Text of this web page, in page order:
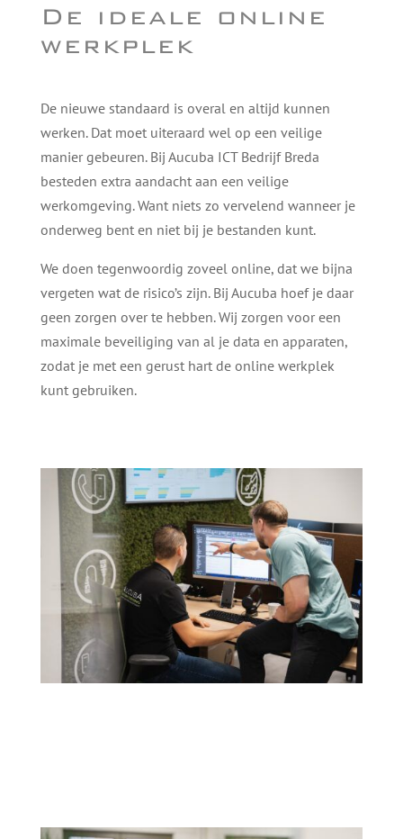
De ideale online
werkplek
De nieuwe standaard is overal en altijd kunnen
werken. Dat moet uiteraard wel op een veilige
manier gebeuren. Bij Aucuba ICT Bedrijf Breda
besteden extra aandacht aan een veilige
werkomgeving. Want niets zo vervelend wanneer je
onderweg bent en niet bij je bestanden kunt.
We doen tegenwoordig zoveel online, dat we bijna
vergeten wat de risico’s zijn. Bij Aucuba hoef je daar
geen zorgen over te hebben. Wij zorgen voor een
maximale beveiliging van al je data en apparaten,
zodat je met een gerust hart de online werkplek
kunt gebruiken.